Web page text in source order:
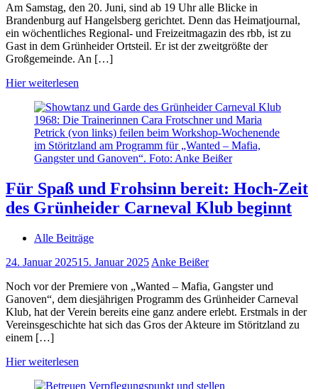
Am Samstag, den 20. Juni, sind ab 19 Uhr alle Blicke in
Brandenburg auf Hangelsberg gerichtet. Denn das Heimatjournal,
ein wöchentliches Regional- und Freizeitmagazin des rbb, ist zu
Gast in dem Grünheider Ortsteil. Er ist der zweitgrößte der
Großgemeinde. An […]
Hier weiterlesen
Für Spaß und Frohsinn bereit: Hoch-Zeit
des Grünheider Carneval Klub beginnt
Alle Beiträge
24. Januar 202515. Januar 2025 Anke Beißer
Noch vor der Premiere von „Wanted – Mafia, Gangster und
Ganoven“, dem diesjährigen Programm des Grünheider Carneval
Klub, hat der Verein bereits eine ganz andere erlebt. Erstmals in der
Vereinsgeschichte hat sich das Gros der Akteure im Störitzland zu
einem […]
Hier weiterlesen